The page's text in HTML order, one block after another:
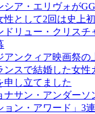
シア・エリヴォが
性として2回は史上初
ドリュー・クリスチ
アンクィア映画祭の
ンスで結婚した女性
申し立てました
ナサン・アンダーソ
ョン・アワード」3